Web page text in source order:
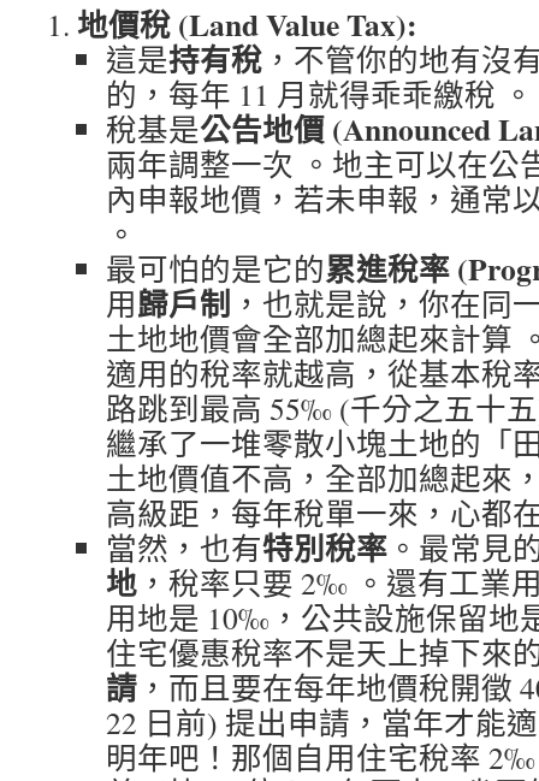
地價稅 (Land Value Tax):
這是持有稅 ，不管你的地有沒
的，每年 11 月就得乖乖繳稅 。
稅基是公告地價 (Announced
兩年調整一次 。地主可以在公
內申報地價，若未申報，通常
。
最可怕的是它的累進稅率
用歸戶制 ，也就是說，你在同
土地地價會全部加總起來計算
適用的稅率就越高，從基本稅
路跳到最高 55‰ (千分之五十
繼承了一堆零散小塊土地的「
土地價值不高，全部加總起來
高級距，每年稅單一來，心都
當然，也有特別稅率 。最常見
地 ，稅率只要 2‰ 。還有工業
用地是 10‰，公共設施保留地
住宅優惠稅率不是天上掉下來
請 ，而且要在每年地價稅開徵
22 日前) 提出申請，當年才能
明年吧！那個自用住宅稅率